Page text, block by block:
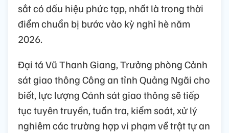
sắt có dấu hiệu phức tạp, nhất là trong thời
điểm chuẩn bị bước vào kỳ nghỉ hè năm
2026.
Đại tá Vũ Thanh Giang, Trưởng phòng Cảnh
sát giao thông Công an tỉnh Quảng Ngãi cho
biết, lực lượng Cảnh sát giao thông sẽ tiếp
tục tuyên truyền, tuần tra, kiểm soát, xử lý
nghiêm các trường hợp vi phạm về trật tự an